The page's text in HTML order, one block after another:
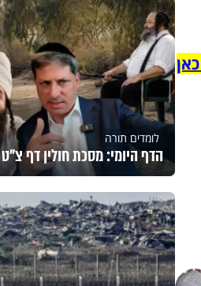
לומדים תורה
הדף היומי: מסכת חולין דף צ"ט